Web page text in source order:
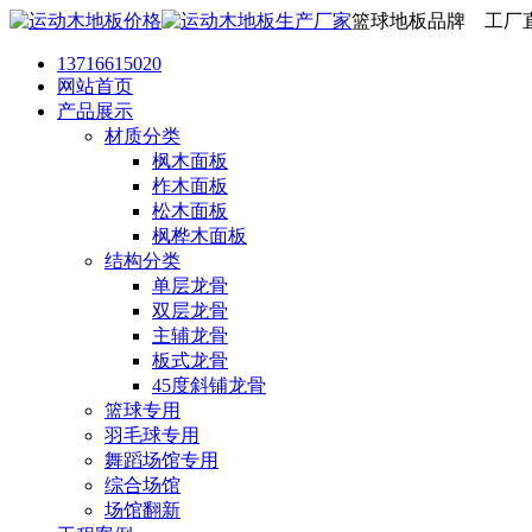
篮球地板品牌 工厂
13716615020
网站首页
产品展示
材质分类
枫木面板
柞木面板
松木面板
枫桦木面板
结构分类
单层龙骨
双层龙骨
主辅龙骨
板式龙骨
45度斜铺龙骨
篮球专用
羽毛球专用
舞蹈场馆专用
综合场馆
场馆翻新